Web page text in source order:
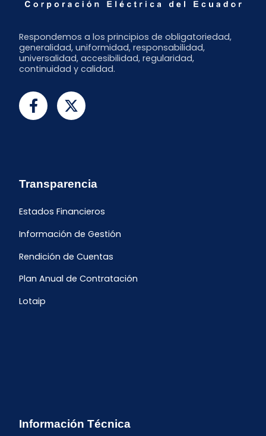
Respondemos a los principios de obligatoriedad,
generalidad, uniformidad, responsabilidad,
universalidad, accesibilidad, regularidad,
continuidad y calidad.
Transparencia
Estados Financieros
Información de Gestión
Rendición de Cuentas
Plan Anual de Contratación
Lotaip
Información Técnica